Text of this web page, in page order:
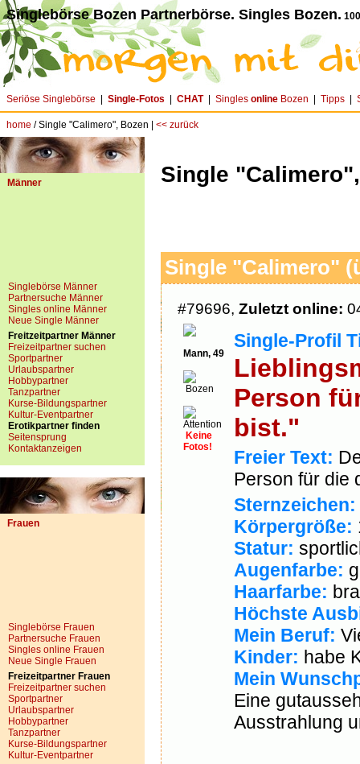
Singlebörse Bozen Partnerbörse. Singles Bozen.
Seriöse Singlebörse Single-Fotos CHAT| Singles online Bozen Tipps
home / Single "Calimero", Bozen | << zurück
Männer
Singlebörse Männer
Partnersuche Männer
Singles online Männer
Neue Single Männer
Freitzeitpartner Männer
Freizeitpartner suchen
Sportpartner
Urlaubspartner
Hobbypartner
Tanzpartner
Kurse-Bildungspartner
Kultur-Eventpartner
Erotikpartner finden
Seitensprung
Kontaktanzeigen
Frauen
Singlebörse Frauen
Partnersuche Frauen
Singles online Frauen
Neue Single Frauen
Freizeitpartner Frauen
Freizeitpartner suchen
Sportpartner
Urlaubspartner
Hobbypartner
Tanzpartner
Kurse-Bildungspartner
Kultur-Eventpartner
Single
Single "Calimero"
#79696, Zuletzt online:
Mann, 49
Bozen
Keine
Fotos!
Single-Profil
Person
bist."
Freier Text:
Person für die
Sternzeichen:
Körpergröße:
Statur:
Augenfarbe:
Haarfarbe:
Höchste
Mein Beruf:
Kinder: habe
Mein
Eine
Ausstrahlung